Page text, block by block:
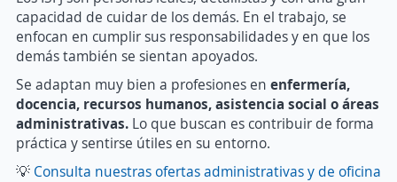
capacidad de cuidar de los demás. En el trabajo, se
enfocan en cumplir sus responsabilidades y en que los
demás también se sientan apoyados.
Se adaptan muy bien a profesiones en enfermería,
docencia, recursos humanos, asistencia social o áreas
administrativas. Lo que buscan es contribuir de forma
práctica y sentirse útiles en su entorno.
💡 Consulta nuestras ofertas administrativas y de oficina